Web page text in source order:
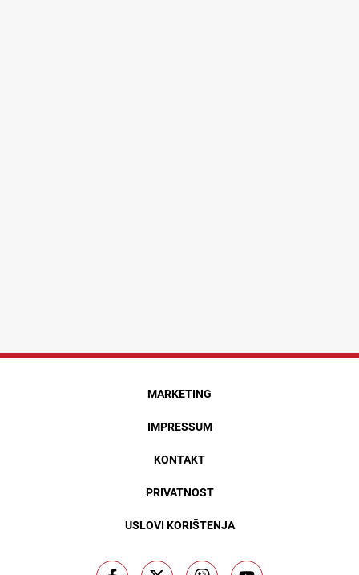
MARKETING
IMPRESSUM
KONTAKT
PRIVATNOST
USLOVI KORIŠTENJA